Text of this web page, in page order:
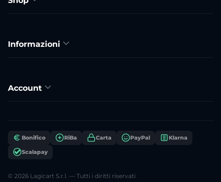
Informazioni
Account
Bonifico RiBa Carta PayPal Klarna
Scalapay
© 2026 Lagicart S.r.l. — Tutti i diritti riservati